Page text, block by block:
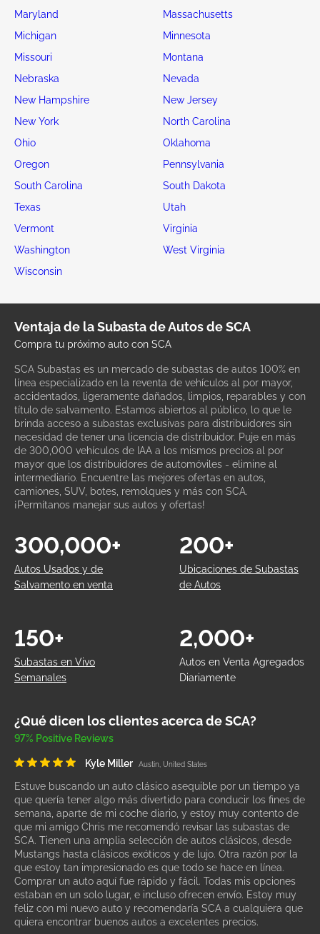
Maryland
Massachusetts
Michigan
Minnesota
Missouri
Montana
Nebraska
Nevada
New Hampshire
New Jersey
New York
North Carolina
Ohio
Oklahoma
Oregon
Pennsylvania
South Carolina
South Dakota
Texas
Utah
Vermont
Virginia
Washington
West Virginia
Wisconsin
Ventaja de la Subasta de Autos de SCA
Compra tu próximo auto con SCA
SCA Subastas es un mercado de subastas de autos 100% en
línea especializado en la reventa de vehículos al por mayor,
accidentados, ligeramente dañados, limpios, reparables y con
título de salvamento. Estamos abiertos al público, lo que le
brinda acceso a subastas exclusivas para distribuidores sin
necesidad de tener una licencia de distribuidor. Puje en más
de 300,000 vehículos de IAA a los mismos precios al por
mayor que los distribuidores de automóviles - elimine al
intermediario. Encuentre las mejores ofertas en autos,
camiones, SUV, botes, remolques y más con SCA.
¡Permítanos manejar sus autos y ofertas!
Autos Usados y de
Salvamento en venta
300,000+
Ubicaciones de Subastas
de Autos
200+
Subastas en Vivo
Semanales
150+
Autos en Venta Agregados
Diariamente
2,000+
¿Qué dicen los clientes acerca de SCA?
97% Positive Reviews
Kyle Miller Austin, United States
Estuve buscando un auto clásico asequible por un tiempo ya
que quería tener algo más divertido para conducir los fines de
semana, aparte de mi coche diario, y estoy muy contento de
que mi amigo Chris me recomendó revisar las subastas de
SCA. Tienen una amplia selección de autos clásicos, desde
Mustangs hasta clásicos exóticos y de lujo. Otra razón por la
que estoy tan impresionado es que todo se hace en línea.
Comprar un auto aquí fue rápido y fácil. Todas mis opciones
estaban en un solo lugar, e incluso ofrecen envío. Estoy muy
feliz con mi nuevo auto y recomendaría SCA a cualquiera que
quiera encontrar buenos autos a excelentes precios.